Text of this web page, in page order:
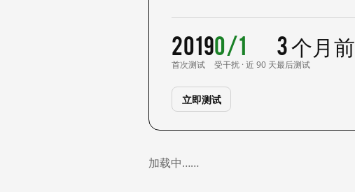
2019
首次测试
0/1
受干扰 · 近 90 天
3 个月前
最后测试
立即测试
加载中……